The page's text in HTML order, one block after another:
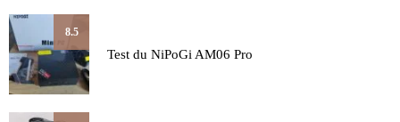
8.5
Test du NiPoGi AM06 Pro